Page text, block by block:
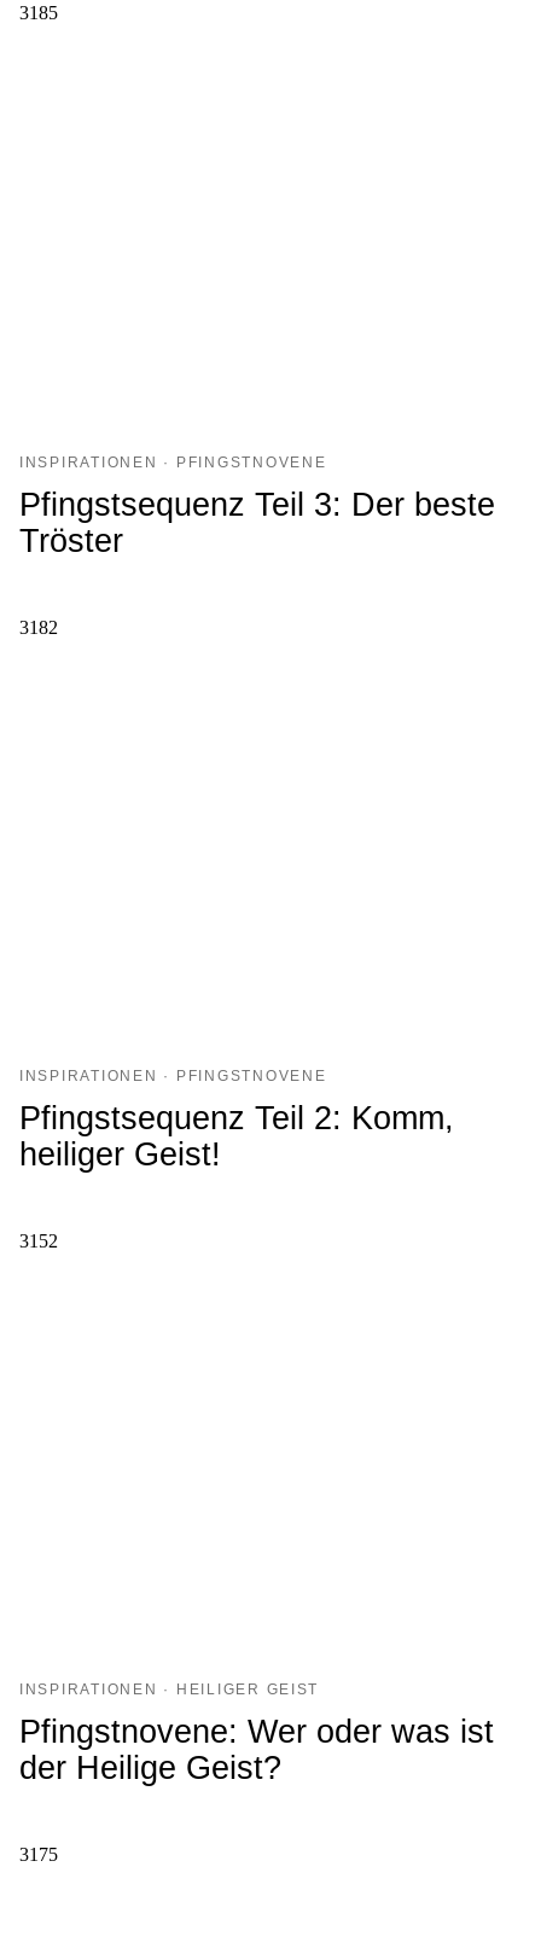
3185
INSPIRATIONEN · PFINGSTNOVENE
Pfingstsequenz Teil 3: Der beste
Tröster
3182
INSPIRATIONEN · PFINGSTNOVENE
Pfingstsequenz Teil 2: Komm,
heiliger Geist!
3152
INSPIRATIONEN · HEILIGER GEIST
Pfingstnovene: Wer oder was ist
der Heilige Geist?
3175